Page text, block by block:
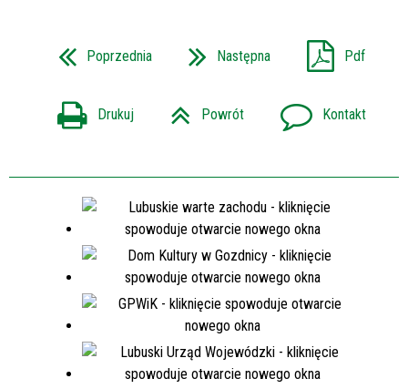
Poprzednia Następna Pdf
Drukuj Powrót Kontakt